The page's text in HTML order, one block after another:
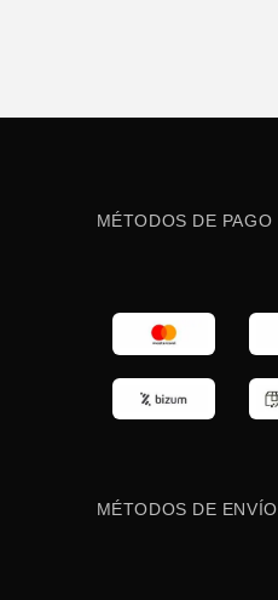
MÉTODOS DE PAGO
MÉTODOS DE ENVÍO